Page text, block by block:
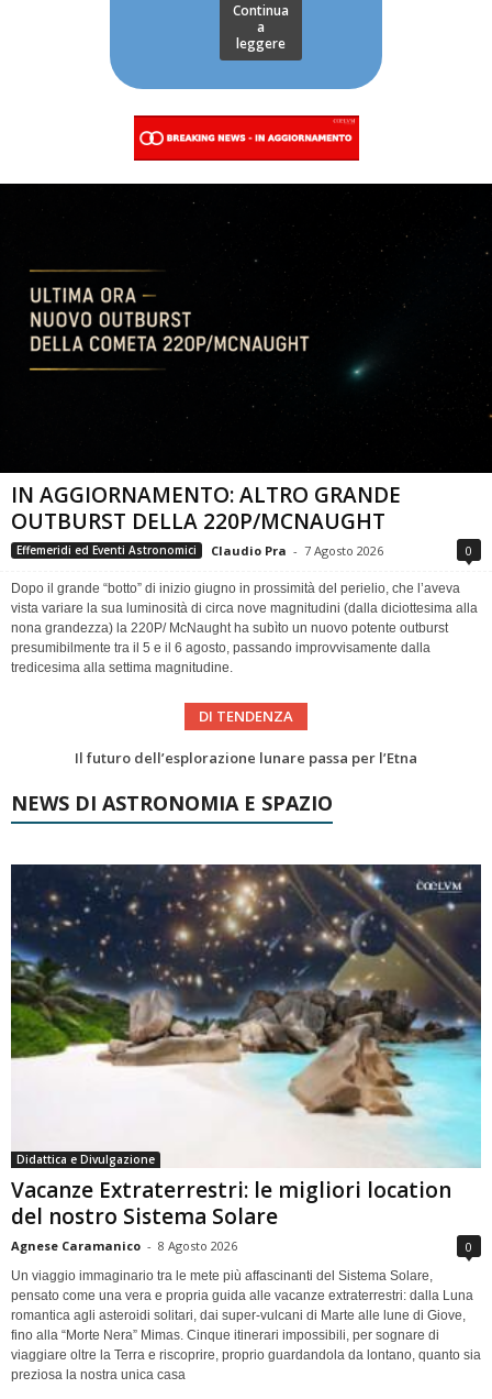
Continua
a
leggere
IN AGGIORNAMENTO: ALTRO GRANDE
OUTBURST DELLA 220P/MCNAUGHT
Effemeridi ed Eventi Astronomici Claudio Pra - 7 Agosto 2026 0
Dopo il grande “botto” di inizio giugno in prossimità del perielio, che l’aveva
vista variare la sua luminosità di circa nove magnitudini (dalla diciottesima alla
nona grandezza) la 220P/ McNaught ha subìto un nuovo potente outburst
presumibilmente tra il 5 e il 6 agosto, passando improvvisamente dalla
tredicesima alla settima magnitudine.
DI TENDENZA
NEWS DI ASTRONOMIA E SPAZIO
Didattica e Divulgazione
Vacanze Extraterrestri: le migliori location
del nostro Sistema Solare
Agnese Caramanico - 8 Agosto 2026 0
Un viaggio immaginario tra le mete più affascinanti del Sistema Solare,
pensato come una vera e propria guida alle vacanze extraterrestri: dalla Luna
romantica agli asteroidi solitari, dai super-vulcani di Marte alle lune di Giove,
fino alla “Morte Nera” Mimas. Cinque itinerari impossibili, per sognare di
viaggiare oltre la Terra e riscoprire, proprio guardandola da lontano, quanto sia
preziosa la nostra unica casa